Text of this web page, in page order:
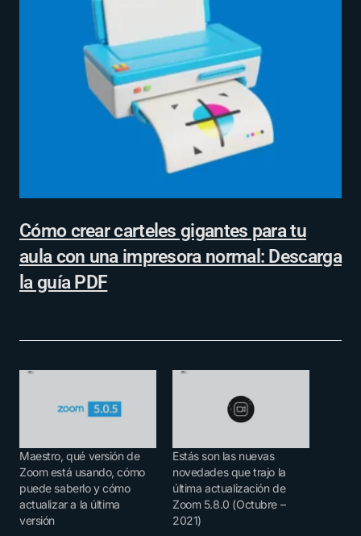
Cómo crear carteles gigantes para tu
aula con una impresora normal: Descarga
la guía PDF
Maestro, qué versión de
Zoom está usando, cómo
puede saberlo y cómo
actualizar a la última
versión
Estás son las nuevas
novedades que trajo la
última actualización de
Zoom 5.8.0 (Octubre –
2021)